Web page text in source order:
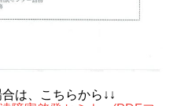
は、こちらから↓↓